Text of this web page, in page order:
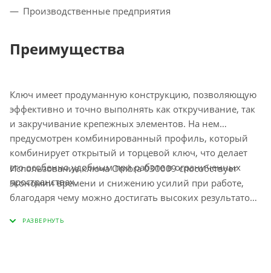
Производственные предприятия
Преимущества
Ключ имеет продуманную конструкцию, позволяющую
эффективно и точно выполнять как откручивание, так
и закручивание крепежных элементов. На нем
предусмотрен комбинированный профиль, который
комбинирует открытый и торцевой ключ, что делает
его особенно удобным при работе в ограниченных
пространствах.
Использование ключа Ombra 030009 способствует
экономии времени и снижению усилий при работе,
благодаря чему можно достигать высоких результатов
прочность и надежность данного инструмента, что